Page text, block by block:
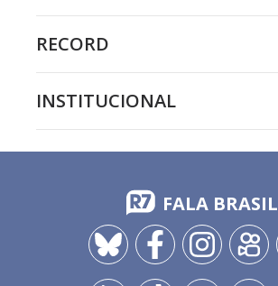
RECORD
INSTITUCIONAL
FALA BRASIL